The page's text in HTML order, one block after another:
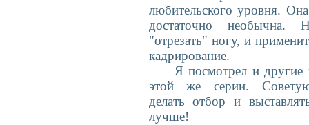
любительского уровня.
достаточно необычна.
"отрезать" ногу, и
кадрирование.
Я посмотрел и другие
этой же серии.
делать отбор и
лучше!